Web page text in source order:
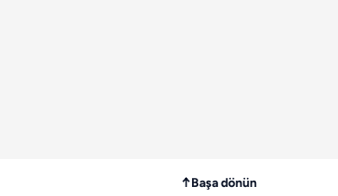
↑Başa dönün